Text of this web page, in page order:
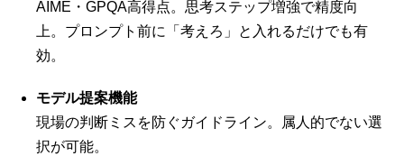
AIME・GPQA高得点。思考ステップ増強で精度向
上。プロンプト前に「考えろ」と入れるだけでも有
効。
モデル提案機能
現場の判断ミスを防ぐガイドライン。属人的でない選
択が可能。